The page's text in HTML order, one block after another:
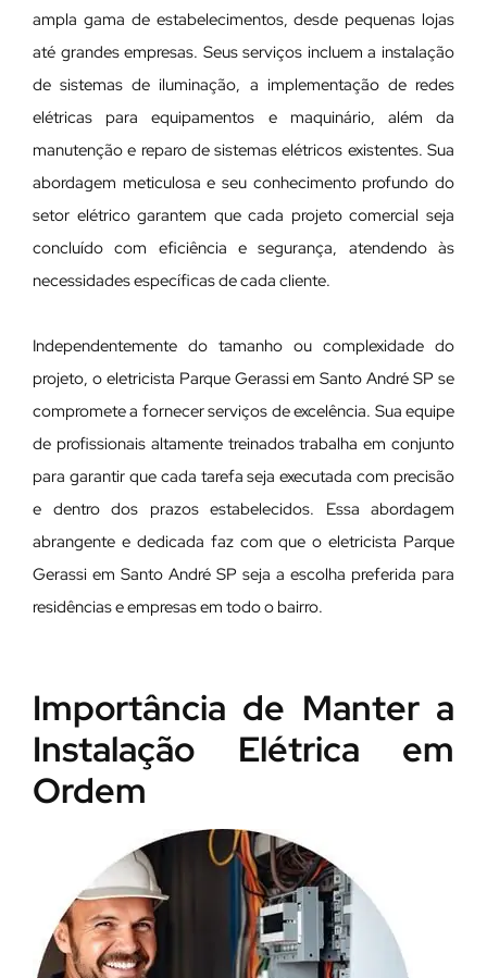
ampla gama de estabelecimentos, desde pequenas lojas
até grandes empresas. Seus serviços incluem a instalação
de sistemas de iluminação, a implementação de redes
elétricas para equipamentos e maquinário, além da
manutenção e reparo de sistemas elétricos existentes. Sua
abordagem meticulosa e seu conhecimento profundo do
setor elétrico garantem que cada projeto comercial seja
concluído com eficiência e segurança, atendendo às
necessidades específicas de cada cliente.
Independentemente do tamanho ou complexidade do
projeto, o eletricista Parque Gerassi em Santo André SP se
compromete a fornecer serviços de excelência. Sua equipe
de profissionais altamente treinados trabalha em conjunto
para garantir que cada tarefa seja executada com precisão
e dentro dos prazos estabelecidos. Essa abordagem
abrangente e dedicada faz com que o eletricista Parque
Gerassi em Santo André SP seja a escolha preferida para
residências e empresas em todo o bairro.
Importância de Manter a
Instalação Elétrica em
Ordem